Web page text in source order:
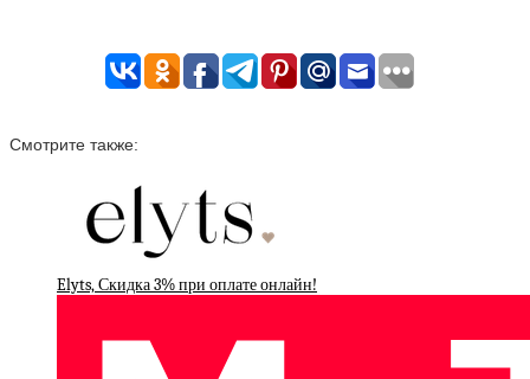
Смотрите также:
Elyts, Скидка 3% при оплате онлайн!